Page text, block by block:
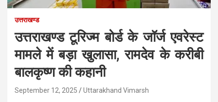
उत्तराखण्ड
उत्तराखण्ड टूरिज्म बोर्ड के जॉर्ज एवरेस्ट
मामले में बड़ा खुलासा, रामदेव के करीबी
बालकृष्ण की कहानी
September 12, 2025 Uttarakhand Vimarsh